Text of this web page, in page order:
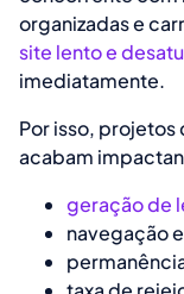
organizadas e
site lento e
imediatamente.
Por isso, projetos
acabam
geração de
navegação